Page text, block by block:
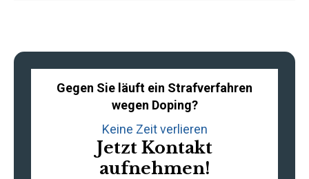
Gegen Sie läuft ein Strafverfahren
wegen Doping?
Keine Zeit verlieren
Jetzt Kontakt
aufnehmen!